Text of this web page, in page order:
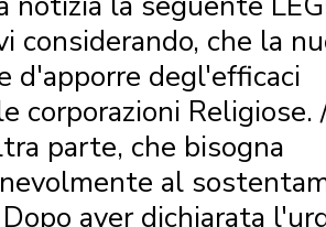
considerando, che la
d'apporre degl'efficaci
corporazioni Religiose.
parte, che bisogna
al
aver dichiarata